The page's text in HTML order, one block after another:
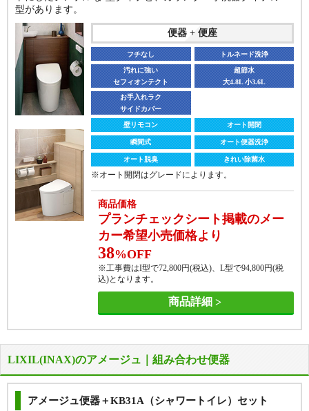
型があります。
便器 + 便座
フチなし トルネード洗浄
汚れに強い
セフィオンテクト
超節水
大4.8L 小3.6L
お手入れラク
サイドカバー
壁リモコン オート開閉
瞬間式 オート便器洗浄
オート脱臭 きれい除菌水
※オート開閉はグレードによります。
商品価格
プランチェックシート掲載のメー
カー希望小売価格より
38%OFF
※工事費はI型で72,800円(税込)、L型で94,800円(税
込)となります。
商品詳細
LIXIL(INAX)のアメージュ｜組み合わせ便器
アメージュ便器＋KB31A（シャワートイレ）セット